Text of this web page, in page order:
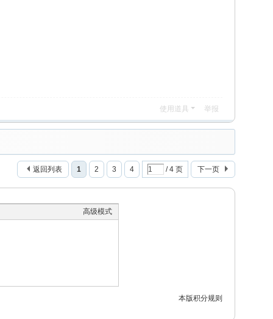
使用道具 举报
1 2 3 4 / 4 页 下一页
返回列表
高级模式
本版积分规则